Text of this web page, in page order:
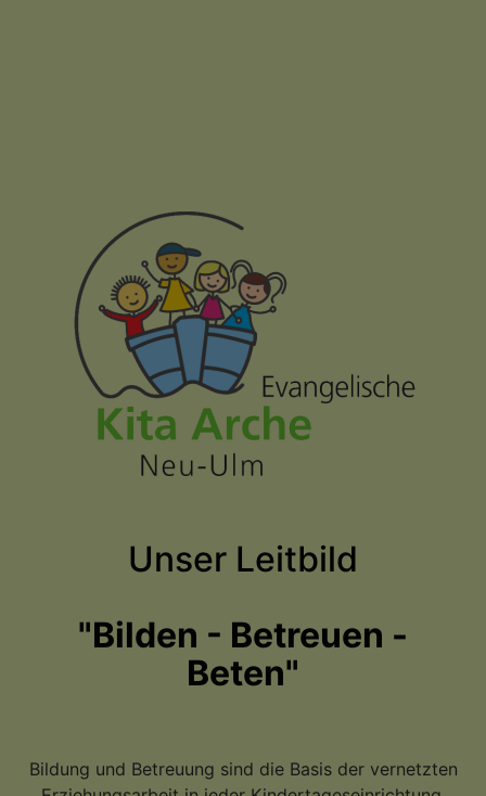
Unser Leitbild
"Bilden - Betreuen -
Beten"
Bildung und Betreuung sind die Basis der vernetzten